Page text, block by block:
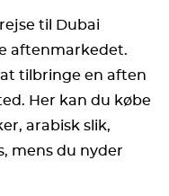
til Dubai
aftenmarkedet.
tilbringe en aften
Her kan du købe
arabisk slik,
mens du nyder